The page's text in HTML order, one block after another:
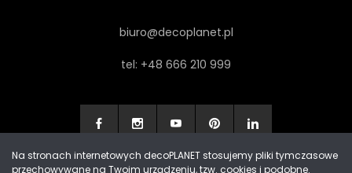
biuro@decoplanet.pl
tel: +48 666 210 999
Na stronach internetowych decoPLANET stosujemy pliki tymczasowe
przechowywane na Twoim urządzeniu, tzw. cookies i podobne.